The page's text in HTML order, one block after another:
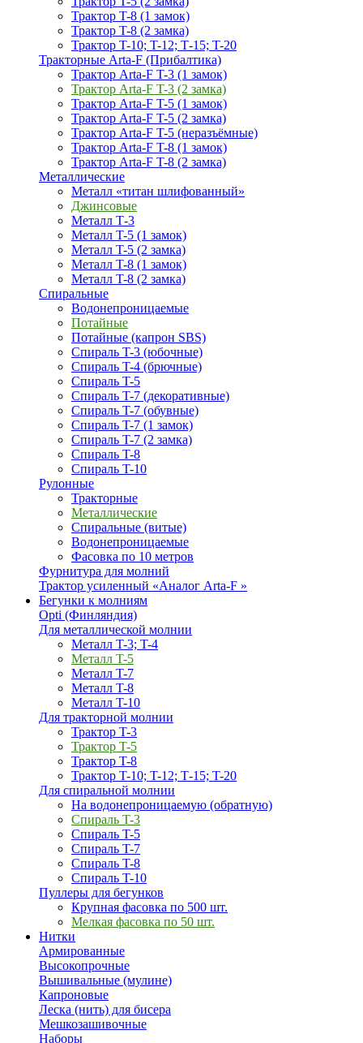
Трактор T-8 (1 замок)
Трактор T-8 (2 замка)
Трактор T-10; T-12; Т-15; T-20
Тракторные Arta-F (Прибалтика)
Трактор Arta-F T-3 (1 замок)
Трактор Arta-F T-3 (2 замка)
Трактор Arta-F T-5 (1 замок)
Трактор Arta-F T-5 (2 замка)
Трактор Arta-F T-5 (неразъёмные)
Трактор Arta-F T-8 (1 замок)
Трактор Arta-F T-8 (2 замка)
Металлические
Металл «титан шлифованный»
Джинсовые
Металл Т-3
Металл T-5 (1 замок)
Металл T-5 (2 замка)
Металл T-8 (1 замок)
Металл T-8 (2 замка)
Спиральные
Водонепроницаемые
Потайные
Потайные (капрон SBS)
Спираль T-3 (юбочные)
Спираль T-4 (брючные)
Спираль T-5
Спираль T-7 (декоративные)
Спираль T-7 (обувные)
Спираль T-7 (1 замок)
Спираль T-7 (2 замка)
Спираль T-8
Спираль T-10
Рулонные
Тракторные
Металлические
Спиральные (витые)
Водонепроницаемые
Фасовка по 10 метров
Фурнитура для молний
Трактор усиленный «Аналог Arta-F »
Бегунки к молниям
Opti (Финляндия)
Для металлической молнии
Металл T-3; T-4
Металл T-5
Металл T-7
Металл T-8
Металл T-10
Для тракторной молнии
Трактор T-3
Трактор T-5
Трактор T-8
Трактор T-10; T-12; Т-15; T-20
Для спиральной молнии
На водонепроницаемую (обратную)
Спираль T-3
Спираль T-5
Спираль T-7
Спираль T-8
Спираль T-10
Пуллеры для бегунков
Крупная фасовка по 500 шт.
Мелкая фасовка по 50 шт.
Нитки
Армированные
Высокопрочные
Вышивальные (мулине)
Капроновые
Леска (нить) для бисера
Мешкозашивочные
Наборы